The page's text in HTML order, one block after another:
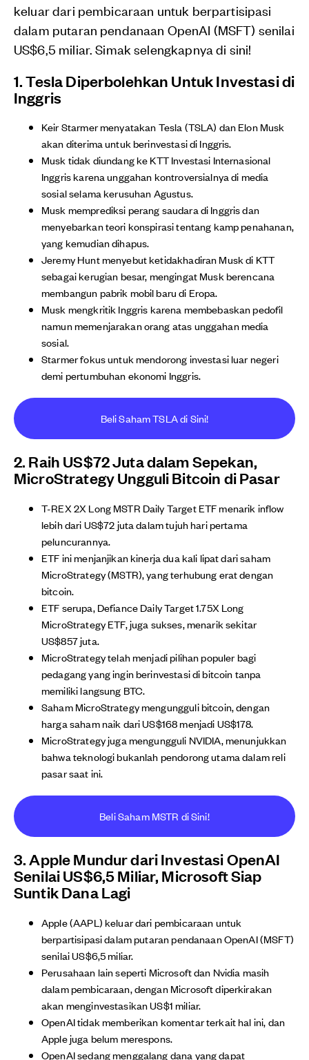
keluar dari pembicaraan untuk berpartisipasi
dalam putaran pendanaan OpenAI (MSFT) senilai
US$6,5 miliar. Simak selengkapnya di sini!
1. Tesla Diperbolehkan Untuk Investasi di
Inggris
Keir Starmer menyatakan Tesla (TSLA) dan Elon Musk
akan diterima untuk berinvestasi di Inggris.
Musk tidak diundang ke KTT Investasi Internasional
Inggris karena unggahan kontroversialnya di media
sosial selama kerusuhan Agustus.
Musk memprediksi perang saudara di Inggris dan
menyebarkan teori konspirasi tentang kamp penahanan,
yang kemudian dihapus.
Jeremy Hunt menyebut ketidakhadiran Musk di KTT
sebagai kerugian besar, mengingat Musk berencana
membangun pabrik mobil baru di Eropa.
Musk mengkritik Inggris karena membebaskan pedofil
namun memenjarakan orang atas unggahan media
sosial.
Starmer fokus untuk mendorong investasi luar negeri
demi pertumbuhan ekonomi Inggris.
Beli Saham TSLA di Sini!
2. Raih US$72 Juta dalam Sepekan,
MicroStrategy Ungguli Bitcoin di Pasar
T-REX 2X Long MSTR Daily Target ETF menarik inflow
lebih dari US$72 juta dalam tujuh hari pertama
peluncurannya.
ETF ini menjanjikan kinerja dua kali lipat dari saham
MicroStrategy (MSTR), yang terhubung erat dengan
bitcoin.
ETF serupa, Defiance Daily Target 1.75X Long
MicroStrategy ETF, juga sukses, menarik sekitar
US$857 juta.
MicroStrategy telah menjadi pilihan populer bagi
pedagang yang ingin berinvestasi di bitcoin tanpa
memiliki langsung BTC.
Saham MicroStrategy mengungguli bitcoin, dengan
harga saham naik dari US$168 menjadi US$178.
MicroStrategy juga mengungguli NVIDIA, menunjukkan
bahwa teknologi bukanlah pendorong utama dalam reli
pasar saat ini.
Beli Saham MSTR di Sini!
3. Apple Mundur dari Investasi OpenAI
Senilai US$6,5 Miliar, Microsoft Siap
Suntik Dana Lagi
Apple (AAPL) keluar dari pembicaraan untuk
berpartisipasi dalam putaran pendanaan OpenAI (MSFT)
senilai US$6,5 miliar.
Perusahaan lain seperti Microsoft dan Nvidia masih
dalam pembicaraan, dengan Microsoft diperkirakan
akan menginvestasikan US$1 miliar.
OpenAI tidak memberikan komentar terkait hal ini, dan
Apple juga belum merespons.
OpenAI sedang menggalang dana yang dapat